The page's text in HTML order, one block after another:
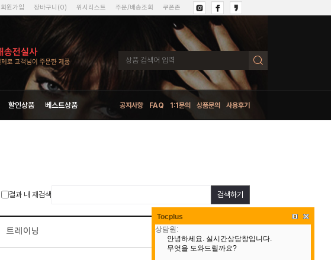
회원가입 장바구니(0) 위시리스트 주문/배송조회 쿠폰존
할인상품 베스트상품 공지사항 FAQ 1:1문의 상품문의 사용후기
결과 내 재검색 검색하기
트레이닝
Tocplus